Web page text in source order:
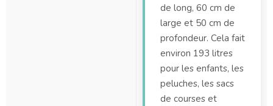
de long, 60 cm de
large et 50 cm de
profondeur. Cela fait
environ 193 litres
pour les enfants, les
peluches, les sacs
de courses et